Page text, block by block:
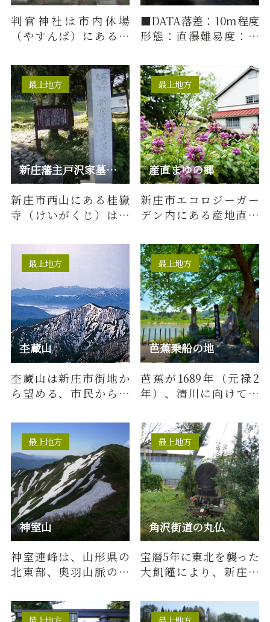
判官神社は市内休場
（やすんば）にある源
朝に追われた義経一行
が平泉に逃…
■DATA落差：10ｍ程度
形態：直瀑難易度：上
起点：マップ「神室山
登山口駐車…
新庄藩主戸沢家墓所/桂嶽寺（けいがくじ）
最上地方
新庄市西山にある桂嶽
寺（けいがくじ）は二
ぶ）が夭逝した愛児政
武の冥福を…
産直まゆの郷
最上地方
新庄市エコロジーガー
デン内にある産地直売
とれたての新鮮な野菜
のほか、…
杢蔵山
最上地方
杢蔵山は新庄市街地か
ら望める、市民から親
高１０２７ｍと低山で
はあり…
芭蕉乗船の地
最上地方
芭蕉が1689年（元禄2
年）、清川に向けて舟
「五月雨を集めて早し
最上川」の…
神室山
最上地方
神室連峰は、山形県の
北東部、奥羽山脈の中
連峰の屋根をなす主峰
の神室山…
角沢街道の丸仏
最上地方
宝暦5年に東北を襲った
大飢饉により、新庄藩
ました。当初は死者
を、城下…